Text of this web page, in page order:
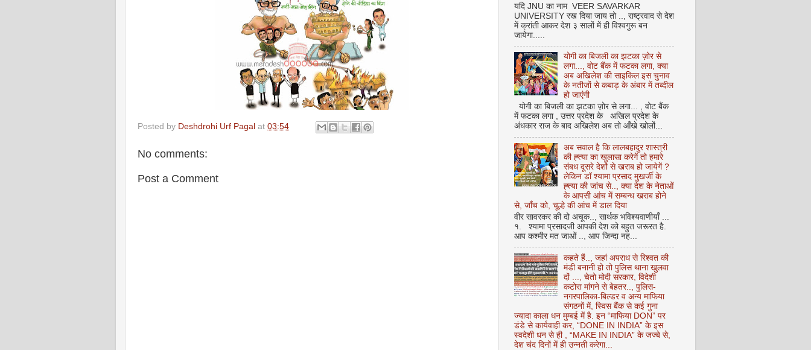
Posted by Deshdrohi Urf Pagal at 03:54
No comments:
Post a Comment
यदि JNU का नाम VEER SAVARKAR
UNIVERSITY रख दिया जाय तो .., राष्ट्रवाद से देश
में क्रांती आकर देश ३ सालों में ही विश्वगुरू बन
जायेगा.....
योगी का बिजली का झटका ज़ोर से
लगा..., वोट बैंक में फटका लगा, क्या
अब अखिलेश की साइकिल इस चुनाव
के नतीजों से कबाड़ के अंबार में तब्दील
हो जाएंगी
योगी का बिजली का झटका ज़ोर से लगा... , वोट बैंक
में फटका लगा , उत्तर प्रदेश के अखिल प्रदेश के
अंधकार राज के बाद अखिलेश अब तो आँखे खोलों...
अब सवाल है कि लालबहादुर शास्त्री
की ह्त्या का खुलासा करेगें तो हमारे
संबध दूसरे देशों से खराब हो जायेगें ?
लेकिन डॉ श्यामा प्रसाद मुखर्जी के
ह्त्या की जांच से.., क्या देश के नेताओं
के आपसी आंच में सम्बन्ध खराब होने
से, जाँच को, चूल्हे की आंच में डाल दिया
वीर सावरकर की दो अचूक.., सार्थक भविश्यवाणीयाँ ...
१. श्यामा प्रसादजी आपकी देश को बहुत जरूरत है.
आप कश्मीर मत जाओं .., आप जिन्दा नह...
कहते हैं.., जहां अपराध से रिश्वत की
मंडी बनानी हो तो पुलिस थाना खुलवा
दों ..., चेतो मोदी सरकार, विदेशी
कटोरा मांगने से बेहतर.., पुलिस-
नगरपालिका-बिल्डर व अन्य माफिया
संगठनों में, स्विस बैंक से कई गुना
ज्यादा काला धन मुम्बई में है. इन “माफिया DON” पर
डंडे से कार्यवाही कर, “DONE IN INDIA” के इस
स्वदेशी धन से ही , “MAKE IN INDIA” के जज्बे से,
देश चंद दिनों में ही उन्नती करेगा...